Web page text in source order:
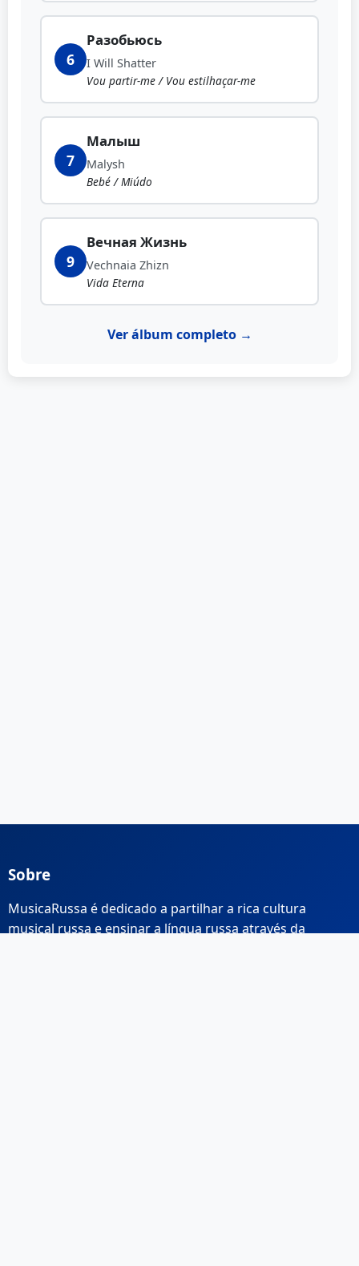
6
Разобьюсь
I Will Shatter
Vou partir-me / Vou estilhaçar-me
7
Малыш
Malysh
Bebé / Miúdo
9
Вечная Жизнь
Vechnaia Zhizn
Vida Eterna
Ver álbum completo →
Sobre
MusicaRussa é dedicado a partilhar a rica cultura
musical russa e ensinar a língua russa através da